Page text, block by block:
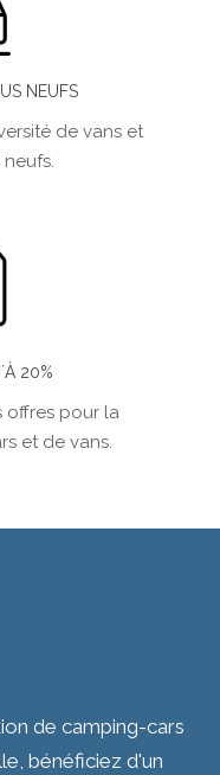
NEUFS
de vans et
20%
offres pour la
et de vans.
de camping-cars
bénéficiez d'un